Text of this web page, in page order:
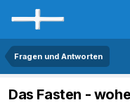
Fragen und Antworten
Das Fasten -